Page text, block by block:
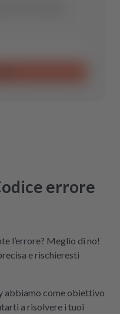
errore
l’errore? Meglio di no!
e rischieresti
abbiamo come obiettivo
a risolvere i tuoi